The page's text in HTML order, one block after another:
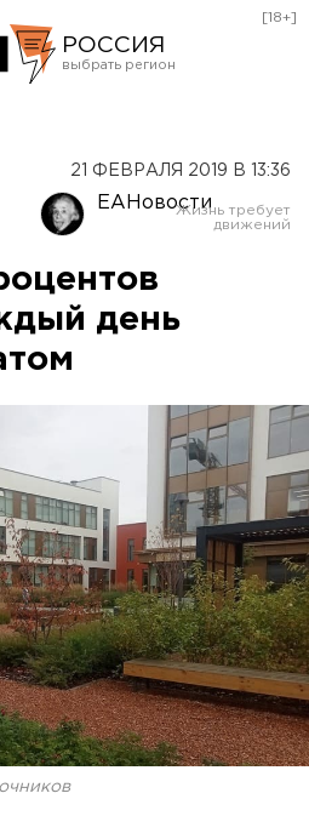
РОССИЯ
Оренбург
[18+]
21 ФЕВРАЛЯ 2019 В 13:36
ЕАНовости
день